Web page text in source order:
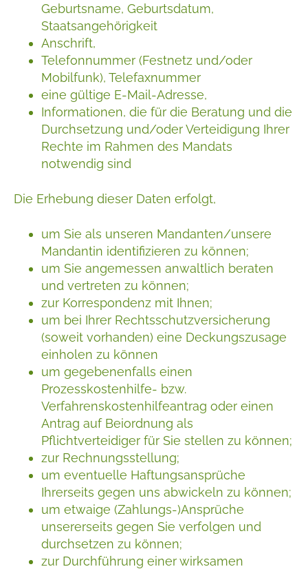
Geburtsname, Geburtsdatum,
Staatsangehörigkeit
Anschrift,
Telefonnummer (Festnetz und/oder
Mobilfunk), Telefaxnummer
eine gültige E-Mail-Adresse,
Informationen, die für die Beratung und die
Durchsetzung und/oder Verteidigung Ihrer
Rechte im Rahmen des Mandats
notwendig sind
Die Erhebung dieser Daten erfolgt,
um Sie als unseren Mandanten/unsere
Mandantin identifizieren zu können;
um Sie angemessen anwaltlich beraten
und vertreten zu können;
zur Korrespondenz mit Ihnen;
um bei Ihrer Rechtsschutzversicherung
(soweit vorhanden) eine Deckungszusage
einholen zu können
um gegebenenfalls einen
Prozesskostenhilfe- bzw.
Verfahrenskostenhilfeantrag oder einen
Antrag auf Beiordnung als
Pflichtverteidiger für Sie stellen zu können;
zur Rechnungsstellung;
um eventuelle Haftungsansprüche
Ihrerseits gegen uns abwickeln zu können;
um etwaige (Zahlungs-)Ansprüche
unsererseits gegen Sie verfolgen und
durchsetzen zu können;
zur Durchführung einer wirksamen